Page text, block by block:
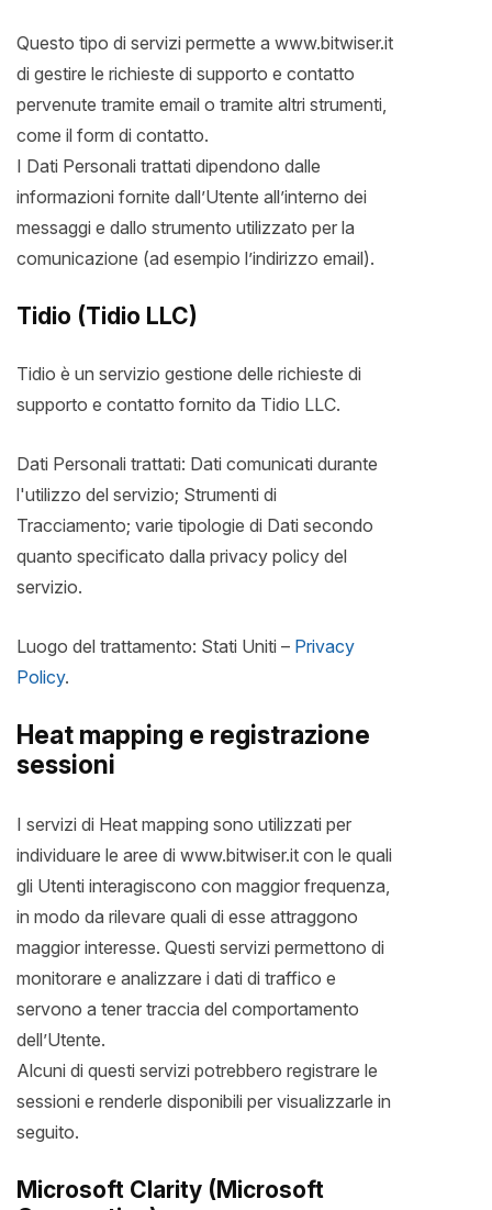
Questo tipo di servizi permette a www.bitwiser.it
di gestire le richieste di supporto e contatto
pervenute tramite email o tramite altri strumenti,
come il form di contatto.
I Dati Personali trattati dipendono dalle
informazioni fornite dall’Utente all’interno dei
messaggi e dallo strumento utilizzato per la
comunicazione (ad esempio l’indirizzo email).
Tidio (Tidio LLC)
Tidio è un servizio gestione delle richieste di
supporto e contatto fornito da Tidio LLC.
Dati Personali trattati: Dati comunicati durante
l'utilizzo del servizio; Strumenti di
Tracciamento; varie tipologie di Dati secondo
quanto specificato dalla privacy policy del
servizio.
Luogo del trattamento: Stati Uniti – Privacy
Policy.
Heat mapping e registrazione
sessioni
I servizi di Heat mapping sono utilizzati per
individuare le aree di www.bitwiser.it con le quali
gli Utenti interagiscono con maggior frequenza,
in modo da rilevare quali di esse attraggono
maggior interesse. Questi servizi permettono di
monitorare e analizzare i dati di traffico e
servono a tener traccia del comportamento
dell’Utente.
Alcuni di questi servizi potrebbero registrare le
sessioni e renderle disponibili per visualizzarle in
seguito.
Microsoft Clarity (Microsoft